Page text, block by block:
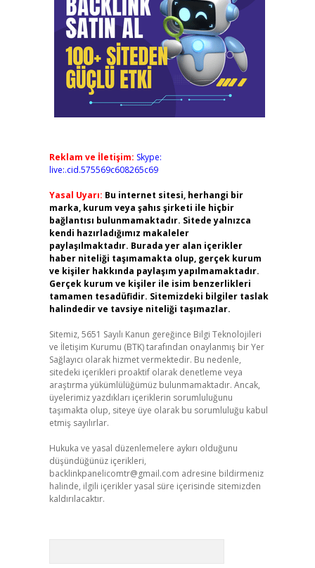
Reklam ve İletişim: Skype:
live:.cid.575569c608265c69
Yasal Uyarı: Bu internet sitesi, herhangi bir
marka, kurum veya şahıs şirketi ile hiçbir
bağlantısı bulunmamaktadır. Sitede yalnızca
kendi hazırladığımız makaleler
paylaşılmaktadır. Burada yer alan içerikler
haber niteliği taşımamakta olup, gerçek kurum
ve kişiler hakkında paylaşım yapılmamaktadır.
Gerçek kurum ve kişiler ile isim benzerlikleri
tamamen tesadüfidir. Sitemizdeki bilgiler taslak
halindedir ve tavsiye niteliği taşımazlar.
Sitemiz, 5651 Sayılı Kanun gereğince Bilgi Teknolojileri
ve İletişim Kurumu (BTK) tarafından onaylanmış bir Yer
Sağlayıcı olarak hizmet vermektedir. Bu nedenle,
sitedeki içerikleri proaktif olarak denetleme veya
araştırma yükümlülüğümüz bulunmamaktadır. Ancak,
üyelerimiz yazdıkları içeriklerin sorumluluğunu
taşımakta olup, siteye üye olarak bu sorumluluğu kabul
etmiş sayılırlar.
Hukuka ve yasal düzenlemelere aykırı olduğunu
düşündüğünüz içerikleri,
backlinkpanelicomtr@gmail.com adresine bildirmeniz
halinde, ilgili içerikler yasal süre içerisinde sitemizden
kaldırılacaktır.